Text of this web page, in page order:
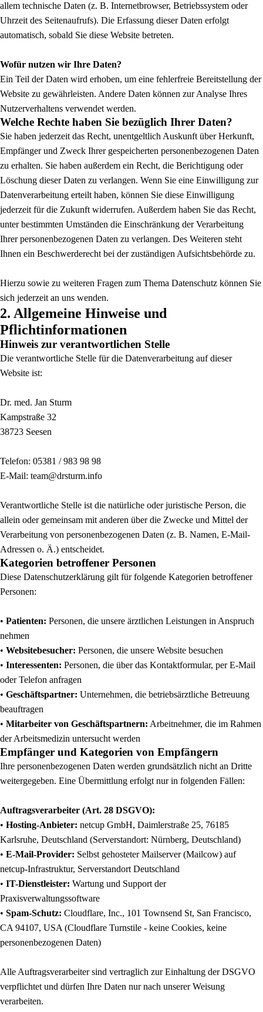
allem technische Daten (z. B. Internetbrowser, Betriebssystem oder
Uhrzeit des Seitenaufrufs). Die Erfassung dieser Daten erfolgt
automatisch, sobald Sie diese Website betreten.
Wofür nutzen wir Ihre Daten?
Ein Teil der Daten wird erhoben, um eine fehlerfreie Bereitstellung der
Website zu gewährleisten. Andere Daten können zur Analyse Ihres
Nutzerverhaltens verwendet werden.
Welche Rechte haben Sie bezüglich Ihrer Daten?
Sie haben jederzeit das Recht, unentgeltlich Auskunft über Herkunft,
Empfänger und Zweck Ihrer gespeicherten personenbezogenen Daten
zu erhalten. Sie haben außerdem ein Recht, die Berichtigung oder
Löschung dieser Daten zu verlangen. Wenn Sie eine Einwilligung zur
Datenverarbeitung erteilt haben, können Sie diese Einwilligung
jederzeit für die Zukunft widerrufen. Außerdem haben Sie das Recht,
unter bestimmten Umständen die Einschränkung der Verarbeitung
Ihrer personenbezogenen Daten zu verlangen. Des Weiteren steht
Ihnen ein Beschwerderecht bei der zuständigen Aufsichtsbehörde zu.
Hierzu sowie zu weiteren Fragen zum Thema Datenschutz können Sie
sich jederzeit an uns wenden.
2. Allgemeine Hinweise und
Pflichtinformationen
Hinweis zur verantwortlichen Stelle
Die verantwortliche Stelle für die Datenverarbeitung auf dieser
Website ist:
Dr. med. Jan Sturm
Kampstraße 32
38723 Seesen
Telefon: 05381 / 983 98 98
E-Mail: team@drsturm.info
Verantwortliche Stelle ist die natürliche oder juristische Person, die
allein oder gemeinsam mit anderen über die Zwecke und Mittel der
Verarbeitung von personenbezogenen Daten (z. B. Namen, E-Mail-
Adressen o. Ä.) entscheidet.
Kategorien betroffener Personen
Diese Datenschutzerklärung gilt für folgende Kategorien betroffener
Personen:
• Patienten: Personen, die unsere ärztlichen Leistungen in Anspruch
nehmen
• Websitebesucher: Personen, die unsere Website besuchen
• Interessenten: Personen, die über das Kontaktformular, per E-Mail
oder Telefon anfragen
• Geschäftspartner: Unternehmen, die betriebsärztliche Betreuung
beauftragen
• Mitarbeiter von Geschäftspartnern: Arbeitnehmer, die im Rahmen
der Arbeitsmedizin untersucht werden
Empfänger und Kategorien von Empfängern
Ihre personenbezogenen Daten werden grundsätzlich nicht an Dritte
weitergegeben. Eine Übermittlung erfolgt nur in folgenden Fällen:
Auftragsverarbeiter (Art. 28 DSGVO):
• Hosting-Anbieter: netcup GmbH, Daimlerstraße 25, 76185
Karlsruhe, Deutschland (Serverstandort: Nürnberg, Deutschland)
• E-Mail-Provider: Selbst gehosteter Mailserver (Mailcow) auf
netcup-Infrastruktur, Serverstandort Deutschland
• IT-Dienstleister: Wartung und Support der
Praxisverwaltungssoftware
• Spam-Schutz: Cloudflare, Inc., 101 Townsend St, San Francisco,
CA 94107, USA (Cloudflare Turnstile - keine Cookies, keine
personenbezogenen Daten)
Alle Auftragsverarbeiter sind vertraglich zur Einhaltung der DSGVO
verpflichtet und dürfen Ihre Daten nur nach unserer Weisung
verarbeiten.